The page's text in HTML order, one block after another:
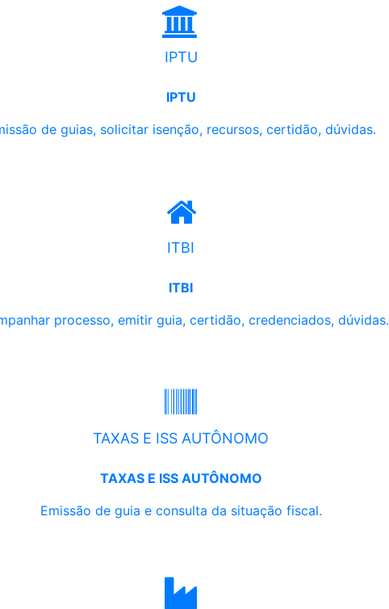
IPTU
IPTU
de guias, solicitar isenção, recursos, certidão, dúvidas.
ITBI
ITBI
processo, emitir guia, certidão, credenciados, dúvidas.
TAXAS E ISS AUTÔNOMO
TAXAS E ISS AUTÔNOMO
Emissão de guia e consulta da situação fiscal.